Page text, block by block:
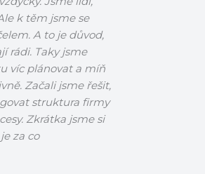
k těm jsme se
A to je důvod,
rádi. Taky jsme
víc plánovat a míň
Začali jsme řešit,
struktura firmy
Zkrátka jsme si
za co